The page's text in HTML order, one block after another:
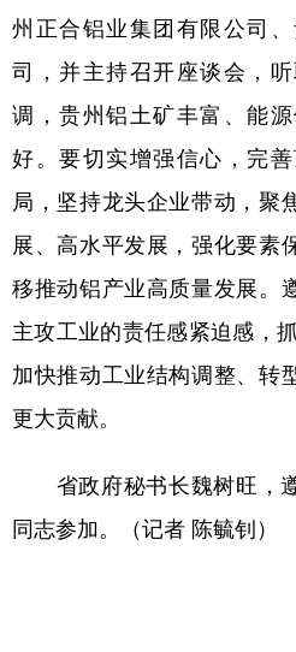
州正合铝业集团有限公司
司，并主持召开座谈会，
调，贵州铝土矿丰富、能
好。要切实增强信心，完
局，坚持龙头企业带动，聚
展、高水平发展，强化要素
移推动铝产业高质量发展。
主攻工业的责任感紧迫感，
加快推动工业结构调整、转
更大贡献。
省政府秘书长魏树旺，
同志参加。（记者 陈毓钊）